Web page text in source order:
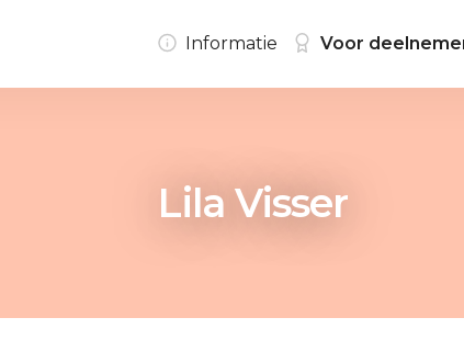
Lila Visser
Informatie Voor